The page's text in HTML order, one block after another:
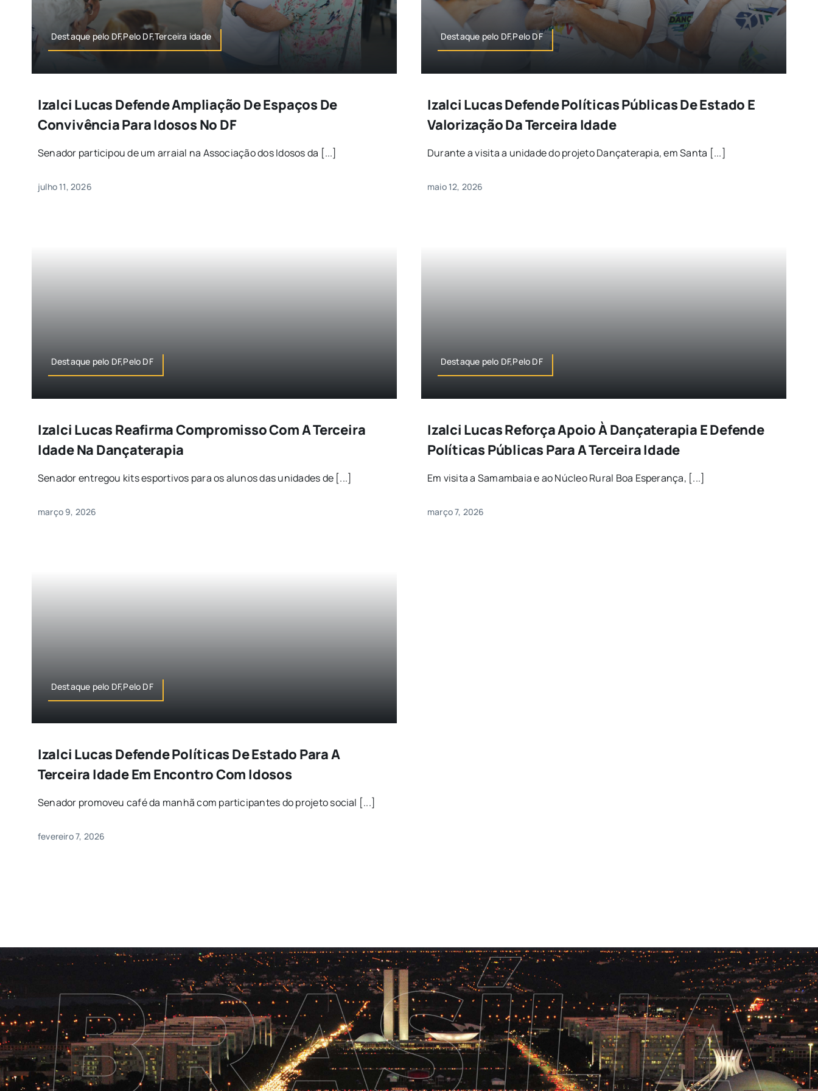
Destaque pelo DF,Pelo DF,Terceira idade
Izalci Lucas Defende Ampliação De Espaços De
Convivência Para Idosos No DF
Senador participou de um arraial na Associação dos Idosos da [...]
julho 11, 2026
Destaque pelo DF,Pelo DF
Izalci Lucas Defende Políticas Públicas De Estado E
Valorização Da Terceira Idade
Durante a visita a unidade do projeto Dançaterapia, em Santa [...]
maio 12, 2026
Destaque pelo DF,Pelo DF
Izalci Lucas Reafirma Compromisso Com A Terceira
Idade Na Dançaterapia
Senador entregou kits esportivos para os alunos das unidades de [...]
março 9, 2026
Destaque pelo DF,Pelo DF
Izalci Lucas Reforça Apoio À Dançaterapia E Defende
Políticas Públicas Para A Terceira Idade
Em visita a Samambaia e ao Núcleo Rural Boa Esperança, [...]
março 7, 2026
Destaque pelo DF,Pelo DF
Izalci Lucas Defende Políticas De Estado Para A
Terceira Idade Em Encontro Com Idosos
Senador promoveu café da manhã com participantes do projeto social [...]
fevereiro 7, 2026